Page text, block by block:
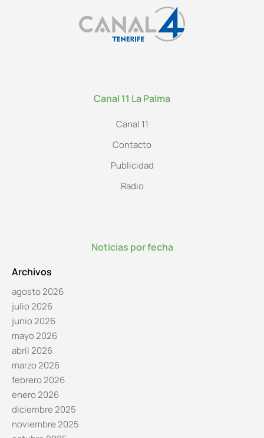
Canal 11 La Palma
Canal 11
Contacto
Publicidad
Radio
Noticias por fecha
Archivos
agosto 2026
julio 2026
junio 2026
mayo 2026
abril 2026
marzo 2026
febrero 2026
enero 2026
diciembre 2025
noviembre 2025